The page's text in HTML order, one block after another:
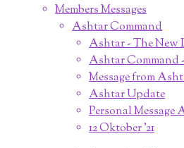
Members Messages
Ashtar Command
Ashtar - The New
Ashtar Command
Message from
Ashtar Update
Personal Message
12 Oktober '21